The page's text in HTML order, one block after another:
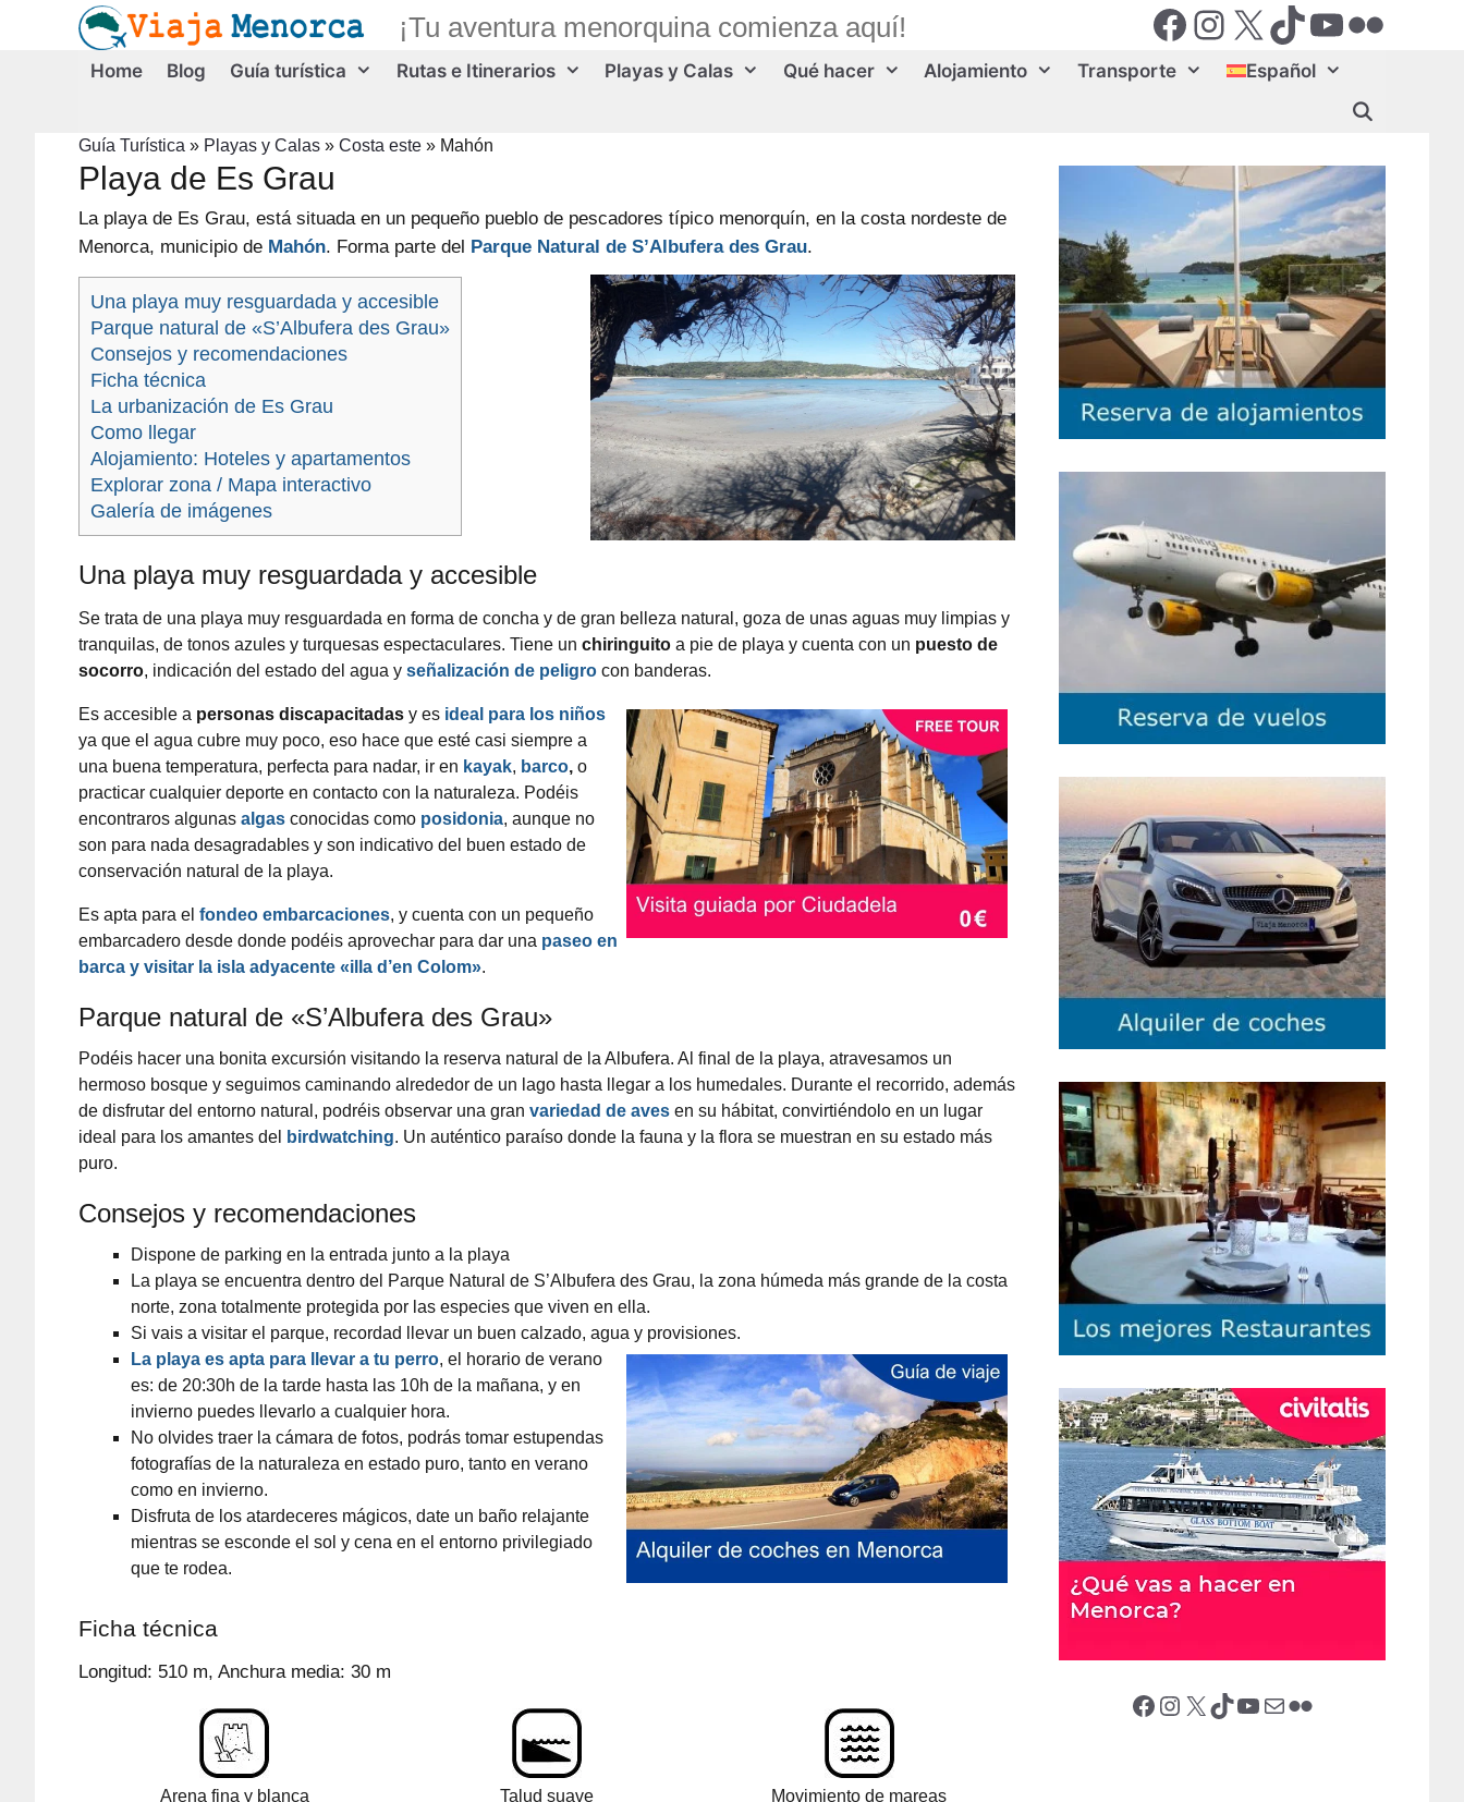
Facebook
Instagram
X (Twiter)
TikTok
YouTube
Flickr
¡Tu aventura menorquina comienza aquí!
Home Blog Guía turística Rutas e Itinerarios Playas y Calas Qué hacer Alojamiento Transporte Español
Guía Turística » Playas y Calas » Costa este » Mahón
Playa de Es Grau
La playa de Es Grau, está situada en un pequeño pueblo de pescadores típico menorquín, en la costa nordeste de
Menorca, municipio de Mahón. Forma parte del Parque Natural de S’Albufera des Grau.
Una playa muy resguardada y accesible
Parque natural de «S’Albufera des Grau»
Consejos y recomendaciones
Ficha técnica
La urbanización de Es Grau
Como llegar
Alojamiento: Hoteles y apartamentos
Explorar zona / Mapa interactivo
Galería de imágenes
Una playamuy resguardada y accesible
Se trata de una playa muy resguardada en forma de concha y de gran belleza natural, goza de unas aguas muy limpias y
tranquilas, de tonos azules y turquesas espectaculares. Tiene un chiringuito a pie de playa y cuenta con un puesto de
socorro, indicación del estado del agua y señalización de peligro con banderas.
Es accesible a personas discapacitadas y es ideal para los niños
ya que el agua cubre muy poco, eso hace que esté casi siempre a
una buena temperatura, perfecta para nadar, ir en kayak, barco, o
practicar cualquier deporte en contacto con la naturaleza. Podéis
encontraros algunas algas conocidas como posidonia, aunque no
son para nada desagradables y son indicativo del buen estado de
conservación natural de la playa.
Es apta para el fondeo embarcaciones, y cuenta con un pequeño
embarcadero desde donde podéis aprovechar para dar una paseo en
barca y visitar la isla adyacente «illa d’en Colom».
Parque natural de «S’Albufera des Grau»
Podéis hacer una bonita excursión visitando la reserva natural de la Albufera. Al final de la playa, atravesamos un
hermoso bosque y seguimos caminando alrededor de un lago hasta llegar a los humedales. Durante el recorrido, además
de disfrutar del entorno natural, podréis observar una gran variedad de aves en su hábitat, convirtiéndolo en un lugar
ideal para los amantes del
birdwatching. Un auténtico paraíso donde la fauna y la flora se muestran en su estado más
puro.
Consejos y recomendaciones
Dispone de parking en la entrada junto a la playa
La playa se encuentra dentro del Parque Natural de S’Albufera des Grau, la zona húmeda más grande de la costa
norte, zona totalmente protegida por las especies que viven en ella.
Si vais a visitar el parque, recordad llevar un buen calzado, agua y provisiones.
La playa es apta para llevar a tu perro, el horario de verano
es: de 20:30h de la tarde hasta las 10h de la mañana, y en
invierno puedes llevarlo a cualquier hora.
No olvides traer la cámara de fotos, podrás tomar estupendas
fotografías de la naturaleza en estado puro, tanto en verano
como en invierno.
Disfruta de los atardeceres mágicos, date un baño relajante
mientras se esconde el sol y cena en el entorno privilegiado
que te rodea.
Ficha técnica
Longitud: 510 m, Anchura media: 30 m
Arena fina y blanca Talud suave Movimiento de mareas
Facebook Instagram X (Twitter) TikTok YouTube Correo electrónico Flickr